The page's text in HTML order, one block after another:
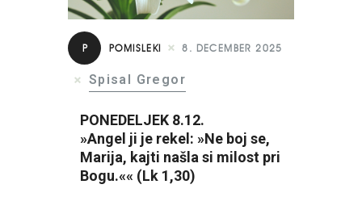
KONTAKT
P POMISLEKI 8. DECEMBER 2025
Spisal Gregor
PONEDELJEK 8.12.
»Angel ji je rekel: »Ne boj se,
Marija, kajti našla si milost pri
Bogu.«« (Lk 1,30)